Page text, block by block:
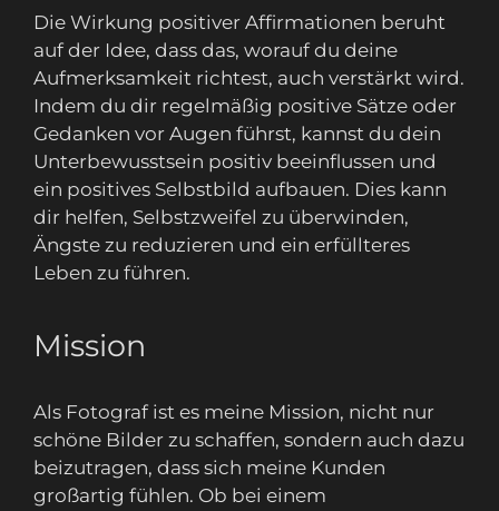
Die Wirkung positiver Affirmationen beruht
auf der Idee, dass das, worauf du deine
Aufmerksamkeit richtest, auch verstärkt wird.
Indem du dir regelmäßig positive Sätze oder
Gedanken vor Augen führst, kannst du dein
Unterbewusstsein positiv beeinflussen und
ein positives Selbstbild aufbauen. Dies kann
dir helfen, Selbstzweifel zu überwinden,
Ängste zu reduzieren und ein erfüllteres
Leben zu führen.
Mission
Als Fotograf ist es meine Mission, nicht nur
schöne Bilder zu schaffen, sondern auch dazu
beizutragen, dass sich meine Kunden
großartig fühlen. Ob bei einem